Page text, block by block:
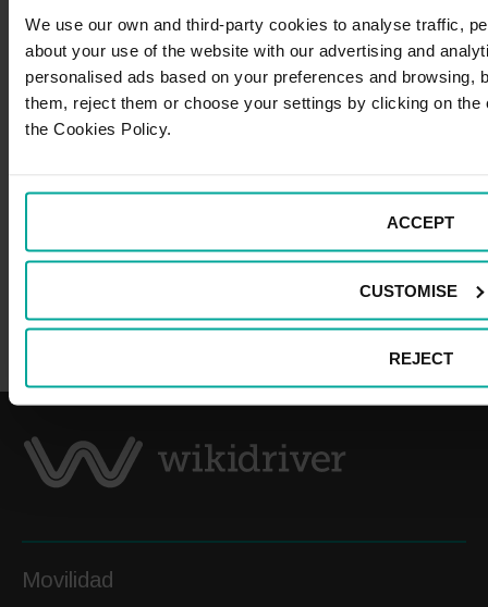
We use our own and third-party cookies to analyse traffic,
about your use of the website with our advertising and
personalised ads based on your preferences and browsing,
them, reject them or choose your settings by clicking on
the Cookies Policy.
ACCEPT
CUSTOMISE
REJECT
un
coche
nuevo
20 21 22
Recibe todas las novedades de
Movilidad